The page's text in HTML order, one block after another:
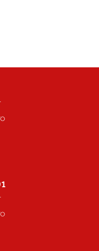
de Artista